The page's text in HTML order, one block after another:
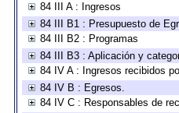
84 III A : Ingresos
84 III B1 : Presupuesto de
84 III B2 : Programas
84 III B3 : Aplicación y
84 IV A : Ingresos recibidos
84 IV B : Egresos.
84 IV C : Responsables de